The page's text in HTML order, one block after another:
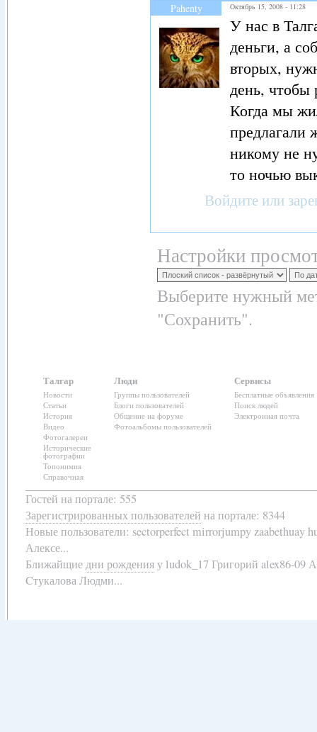
Pahenty Октябрь 15, 2008 - 11:28
У нас в
деньги, а
вторых,
день, чтобы
Когда мы
предлагали
никому не
то ночью
Войдите или
Настройки
Выберите нужный
"Сохранить".
Талгар
Новости
Статьи
История
Видео
Фотогалереи
Исторические
фотографии
Топонимия
Справочная
Люди
Группы пользователей
Блоги пользователей
Общение на форуме
Фотоальбомы пользователей
Сервисы
Бесплатные объявления
Поиск людей
Электронная почта
Гостей на портале: 555
Зарегистрированных пользователей на портале: 8344
Новые пользователи: sectorperfect mirrorjumpy zaabethuay
Алексе...
Ближайщиедни рожденияу ludok_17 Григорий alex86-09
Cтукалова Людми...